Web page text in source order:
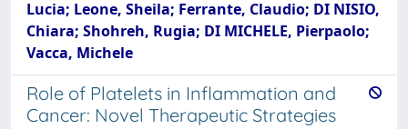
Lucia; Leone, Sheila; Ferrante, Claudio; DI NISIO,
Chiara; Shohreh, Rugia; DI MICHELE, Pierpaolo;
Vacca, Michele
Role of Platelets in Inflammation and
Cancer: Novel Therapeutic Strategies